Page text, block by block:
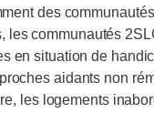
des
les communautés
en situation de
aidants non
les logements